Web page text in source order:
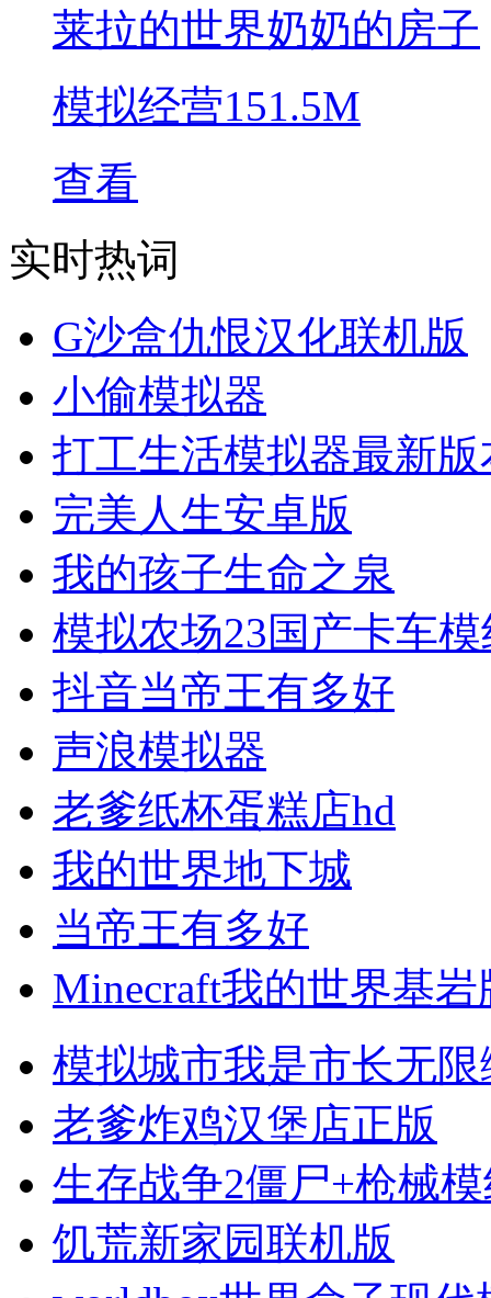
莱拉的世界奶奶的房子
模拟经营151.5M
查看
实时热词
G沙盒仇恨汉化联机版
小偷模拟器
打工生活模拟器最新版
完美人生安卓版
我的孩子生命之泉
模拟农场23国产卡车模
抖音当帝王有多好
声浪模拟器
老爹纸杯蛋糕店hd
我的世界地下城
当帝王有多好
Minecraft我的世界基
模拟城市我是市长无
老爹炸鸡汉堡店正版
生存战争2僵尸+枪械
饥荒新家园联机版